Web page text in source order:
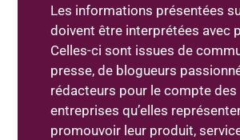
Les informations présentées
doivent être interprétées avec
Celles-ci sont issues de
presse, de blogueurs
rédacteurs pour le compte des
entreprises qu’elles
promouvoir leur produit,